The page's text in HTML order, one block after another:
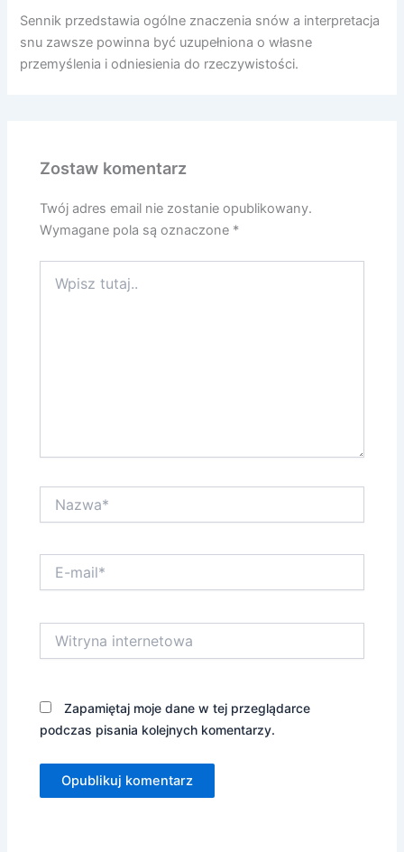
Sennik przedstawia ogólne znaczenia snów a interpretacja
snu zawsze powinna być uzupełniona o własne
przemyślenia i odniesienia do rzeczywistości.
Zostaw komentarz
Twój adres email nie zostanie opublikowany.
Wymagane pola są oznaczone *
tutaj..
mail*
internetowa
Zapamiętaj moje dane w tej przeglądarce
podczas pisania kolejnych komentarzy.